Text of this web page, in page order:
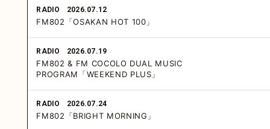
RADIO 2026.07.12
FM802「OSAKAN HOT 100」
RADIO 2026.07.19
FM802 & FM COCOLO DUAL MUSIC
PROGRAM「WEEKEND PLUS」
RADIO 2026.07.24
FM802「BRIGHT MORNING」